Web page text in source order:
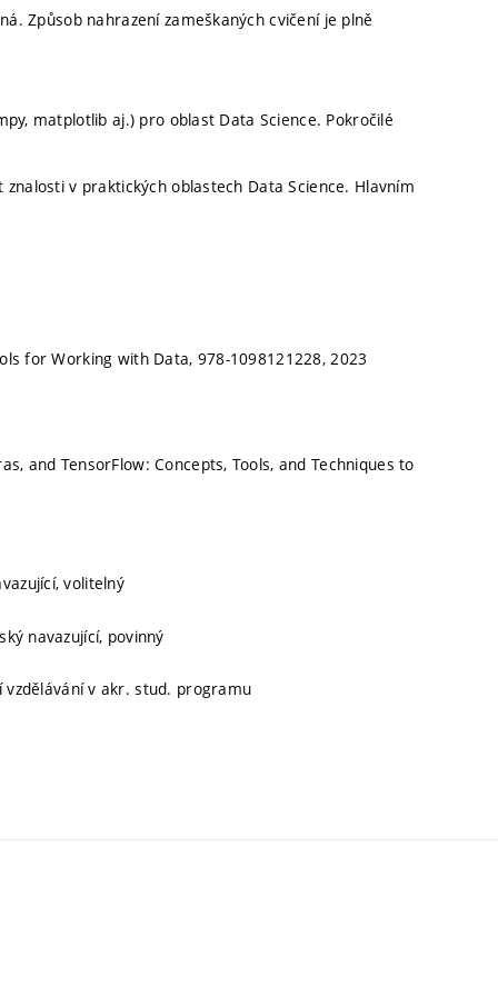
Způsob nahrazení zameškaných cvičení je plně
matplotlib aj.) pro oblast Data Science. Pokročilé
v praktických oblastech Data Science. Hlavním
for Working with Data, 978-1098121228, 2023
and TensorFlow: Concepts, Tools, and Techniques to
volitelný
navazující, povinný
vzdělávání v akr. stud. programu